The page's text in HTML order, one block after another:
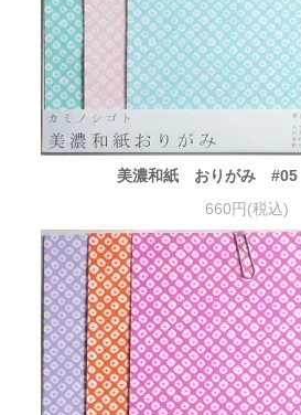
美濃和紙 おりがみ
660円(税込)